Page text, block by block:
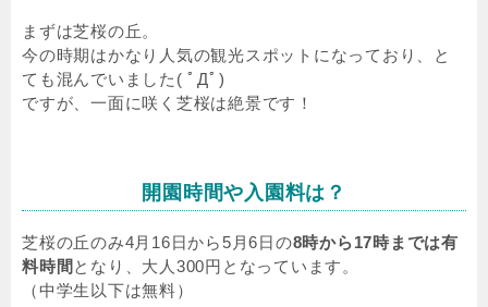
まずは芝桜の丘。
今の時期はかなり人気の観光スポットになっており、と
ても混んでいました( ﾟДﾟ)
ですが、一面に咲く芝桜は絶景です！
開園時間や入園料は？
芝桜の丘のみ4月16日から5月6日の8時から17時までは有
料時間 となり、大人300円となっています。
（中学生以下は無料）